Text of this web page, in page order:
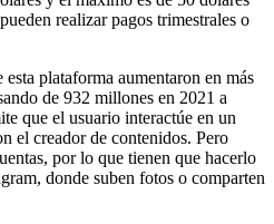
realizar pagos trimestrales o
plataforma aumentaron en más
de 932 millones en 2021 a
que el usuario interactúe en un
el creador de contenidos. Pero
por lo que tienen que hacerlo
donde suben fotos o comparten